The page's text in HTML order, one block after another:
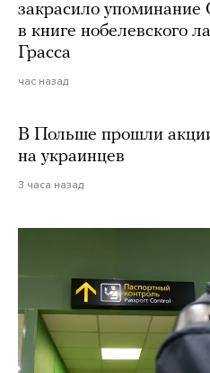
закрасило упоминание
в книге нобелевского
Грасса
час назад
В Польше прошли
на украинцев
3 часа назад